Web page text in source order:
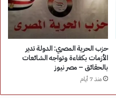
حزب الحرية المصري: الدولة تدير
الأزمات بكفاءة وتواجه الشائعات
بالحقائق – مصر نيوز
منذ 7 أيام